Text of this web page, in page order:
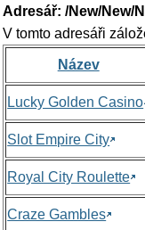
Adresář: /New/New/
V tomto adresáři
Název
Lucky Golden Casino
Slot Empire City
Royal City Roulette
Craze Gambles